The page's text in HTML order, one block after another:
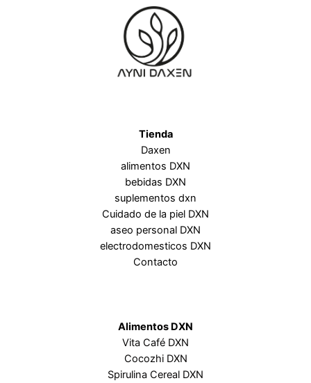
Tienda
Daxen
alimentos DXN
bebidas DXN
suplementos dxn
Cuidado de la piel DXN
aseo personal DXN
electrodomesticos DXN
Contacto
Alimentos DXN
Vita Café DXN
Cocozhi DXN
Spirulina Cereal DXN